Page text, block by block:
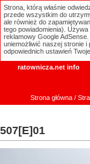
ratownicza.net info
Strona główna /
507[E]01
Strona, którą właśnie
przede wszystkim do
ale również do
tego powiadomienia). Używa
reklamowy Google
uniemożliwić naszej stronie
odpowiednich ustawień